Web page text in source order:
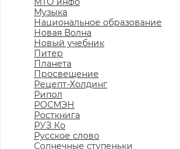
Музыка
Национальное образование
Новая Волна
Новый учебник
Питер
Планета
Просвещение
Рецепт-Холдинг
Рипол
РОСМЭН
Росткнига
РУЗ Ко
Русское слово
Солнечные ступеньки